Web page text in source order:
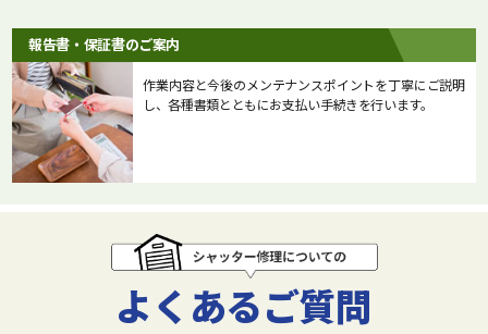
報告書・保証書のご案内
作業内容と今後のメンテナンスポイントを丁寧にご説明
し、各種書類とともにお支払い手続きを行います。
よくあるご質問